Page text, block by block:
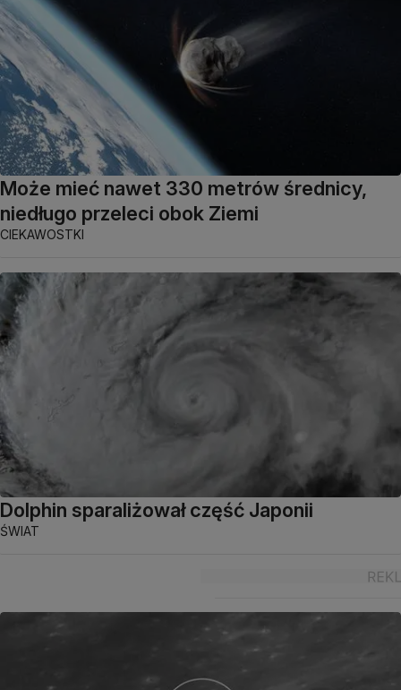
Może mieć nawet 330 metrów średnicy,
niedługo przeleci obok Ziemi
CIEKAWOSTKI
Dolphin sparaliżował część Japonii
ŚWIAT